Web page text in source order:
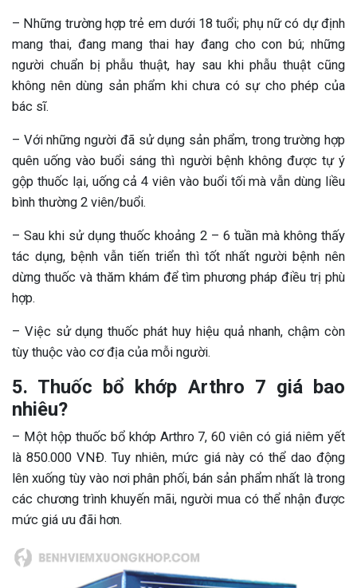
– Những trường hợp trẻ em dưới 18 tuổi; phụ nữ có dự định
mang thai, đang mang thai hay đang cho con bú; những
người chuẩn bị phẫu thuật, hay sau khi phẫu thuật cũng
không nên dùng sản phẩm khi chưa có sự cho phép của
bác sĩ.
– Với những người đã sử dụng sản phẩm, trong trường hợp
quên uống vào buổi sáng thì người bệnh không được tự ý
gộp thuốc lại, uống cả 4 viên vào buổi tối mà vẫn dùng liều
bình thường 2 viên/buổi.
– Sau khi sử dụng thuốc khoảng 2 – 6 tuần mà không thấy
tác dụng, bệnh vẫn tiến triển thì tốt nhất người bệnh nên
dừng thuốc và thăm khám để tìm phương pháp điều trị phù
hợp.
– Việc sử dụng thuốc phát huy hiệu quả nhanh, chậm còn
tùy thuộc vào cơ địa của mỗi người.
5. Thuốc bổ khớp Arthro 7 giá bao
nhiêu?
– Một hộp thuốc bổ khớp Arthro 7, 60 viên có giá niêm yết
là 850.000 VNĐ. Tuy nhiên, mức giá này có thể dao động
lên xuống tùy vào nơi phân phối, bán sản phẩm nhất là trong
các chương trình khuyến mãi, người mua có thể nhận được
mức giá ưu đãi hơn.